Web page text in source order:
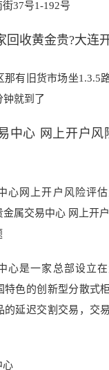
37号1-192号
回收黄金贵?大连
有旧货市场坐1.3.5
钟就到了
中心 网上开户风
心网上开户风险评
属交易中心 网上开
心是一家总部设立
特色的创新型分散式
的延迟交割交易，交
心